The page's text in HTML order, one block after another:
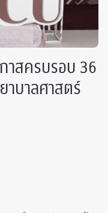
าสครบรอบ 36
บาลศาสตร์